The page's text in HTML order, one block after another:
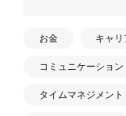
お金 キャリ
コミュニケーション
タイムマネジメント